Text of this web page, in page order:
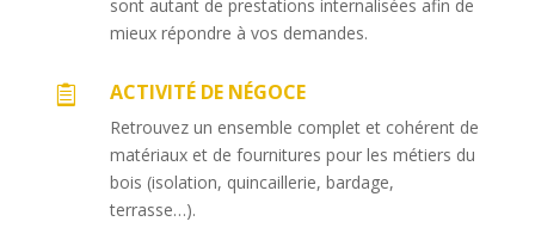
sont autant de prestations internalisées afin de
mieux répondre à vos demandes.
 ACTIVITÉ DE NÉGOCE
Retrouvez un ensemble complet et cohérent de
matériaux et de fournitures pour les métiers du
bois (isolation, quincaillerie, bardage,
terrasse…).